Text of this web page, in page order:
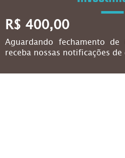
R$ 400,00
Aguardando fechamento de
receba nossas notificações